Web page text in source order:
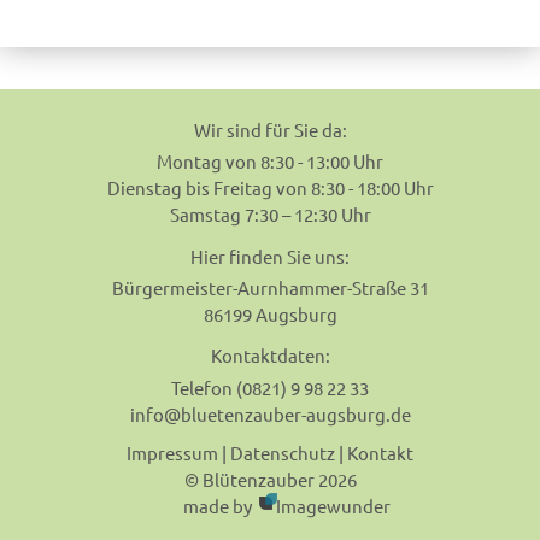
Wir sind für Sie da:
Montag von 8:30 - 13:00 Uhr
Dienstag bis Freitag von 8:30 - 18:00 Uhr
Samstag 7:30 – 12:30 Uhr
Hier finden Sie uns:
Bürgermeister-Aurnhammer-Straße 31
86199 Augsburg
Kontaktdaten:
Telefon (0821) 9 98 22 33
info@bluetenzauber-augsburg.de
Impressum | Datenschutz | Kontakt
© Blütenzauber 2026
made by
Imagewunder